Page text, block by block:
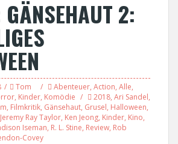
2:
Tom Abenteuer, Action, Alle,
, Kinder, Komödie 2018, Ari Sandel,
, Filmkritik, Gänsehaut, Grusel, Halloween,
Jeremy Ray Taylor, Ken Jeong, Kinder, Kino,
Iseman, R. L. Stine, Review, Rob
Covey